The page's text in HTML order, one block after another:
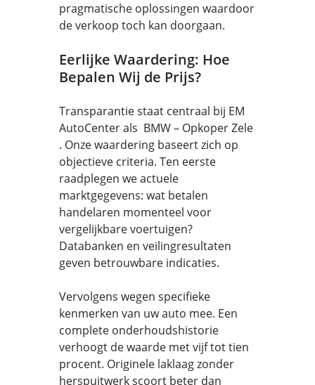
pragmatische oplossingen waardoor
de verkoop toch kan doorgaan.
Eerlijke Waardering: Hoe
Bepalen Wij de Prijs?
Transparantie staat centraal bij EM
AutoCenter als BMW – Opkoper Zele
. Onze waardering baseert zich op
objectieve criteria. Ten eerste
raadplegen we actuele
marktgegevens: wat betalen
handelaren momenteel voor
vergelijkbare voertuigen?
Databanken en veilingresultaten
geven betrouwbare indicaties.
Vervolgens wegen specifieke
kenmerken van uw auto mee. Een
complete onderhoudshistorie
verhoogt de waarde met vijf tot tien
procent. Originele laklaag zonder
herspuitwerk scoort beter dan